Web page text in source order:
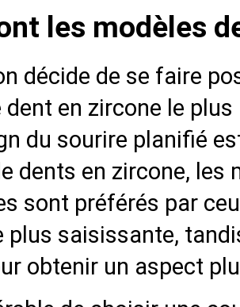
les modèles
décide de se faire
dent en zircone le
du sourire planifié
dents en zircone, les
sont préférés par
plus saisissante,
obtenir un aspect